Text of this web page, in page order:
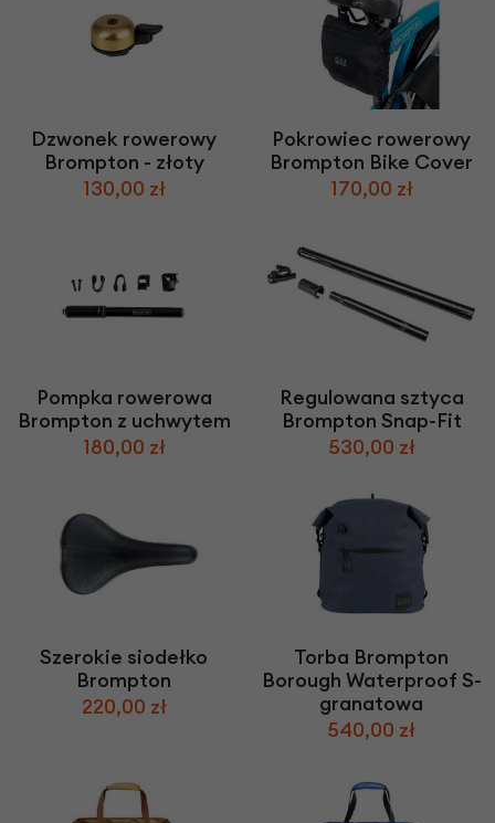
Dzwonek rowerowy
Brompton - złoty
130,00 zł
Pokrowiec rowerowy
Brompton Bike Cover
170,00 zł
Pompka rowerowa
Brompton z uchwytem
180,00 zł
Regulowana sztyca
Brompton Snap-Fit
530,00 zł
Szerokie siodełko
Brompton
220,00 zł
Torba Brompton
Borough Waterproof S-
granatowa
540,00 zł